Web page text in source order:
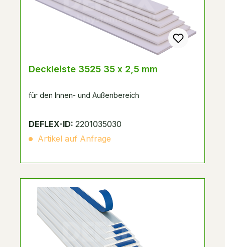
Deckleiste 3525 35 x 2,5 mm
für den Innen- und Außenbereich
DEFLEX-ID: 2201035030
Artikel auf Anfrage